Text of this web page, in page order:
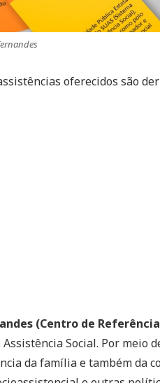
oferecidos são
(Centro de
Social. Por meio
da família e também da